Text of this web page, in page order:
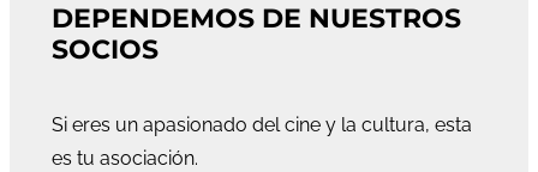
DEPENDEMOS DE NUESTROS
SOCIOS
Si eres un apasionado del cine y la cultura, esta
es tu asociación.